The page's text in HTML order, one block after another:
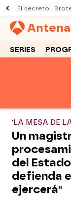
El secreto
Antena
SERIES
'LA MESA DE
Un
del
defienda
ejercerá"